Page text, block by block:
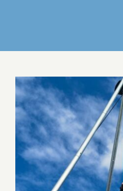
GALERIJA
KONTAKT